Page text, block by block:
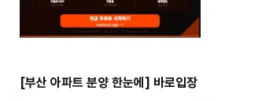
[부산 아파트 분양 한눈에] 바로입장